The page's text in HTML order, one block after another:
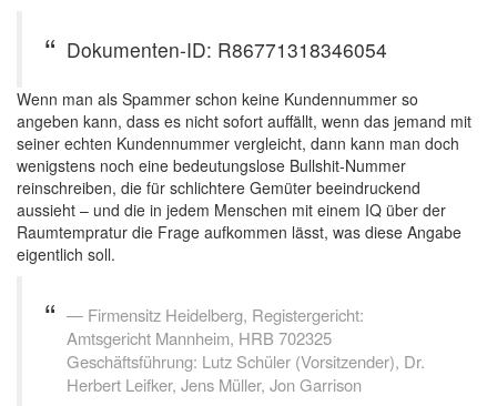
Dokumenten-ID: R86771318346054
Wenn man als Spammer schon keine Kundennummer so
angeben kann, dass es nicht sofort auffällt, wenn das jemand mit
seiner echten Kundennummer vergleicht, dann kann man doch
wenigstens noch eine bedeutungslose Bullshit-Nummer
reinschreiben, die für schlichtere Gemüter beeindruckend
aussieht – und die in jedem Menschen mit einem IQ über der
Raumtempratur die Frage aufkommen lässt, was diese Angabe
eigentlich soll.
Firmensitz Heidelberg, Registergericht:
Amtsgericht Mannheim, HRB 702325
Geschäftsführung: Lutz Schüler (Vorsitzender), Dr.
Herbert Leifker, Jens Müller, Jon Garrison